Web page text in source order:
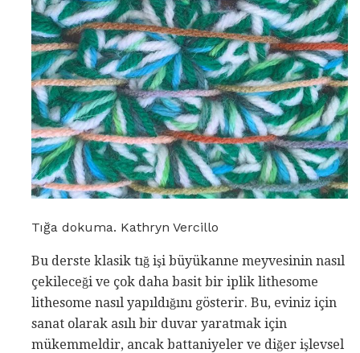
Tığa dokuma. Kathryn Vercillo
Bu derste klasik tığ işi büyükanne meyvesinin nasıl
çekileceği ve çok daha basit bir iplik lithesome
lithesome nasıl yapıldığını gösterir. Bu, eviniz için
sanat olarak asılı bir duvar yaratmak için
mükemmeldir, ancak battaniyeler ve diğer işlevsel